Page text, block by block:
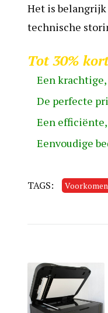
Het is
technische
Tot 30%
Een
De perfecte
Een
Eenvoudige
TAGS: